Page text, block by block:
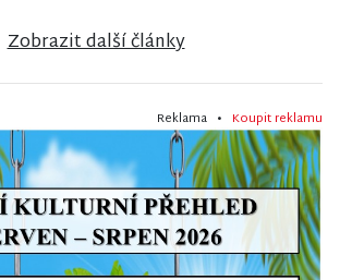
Zobrazit další články
Reklama • Koupit reklamu